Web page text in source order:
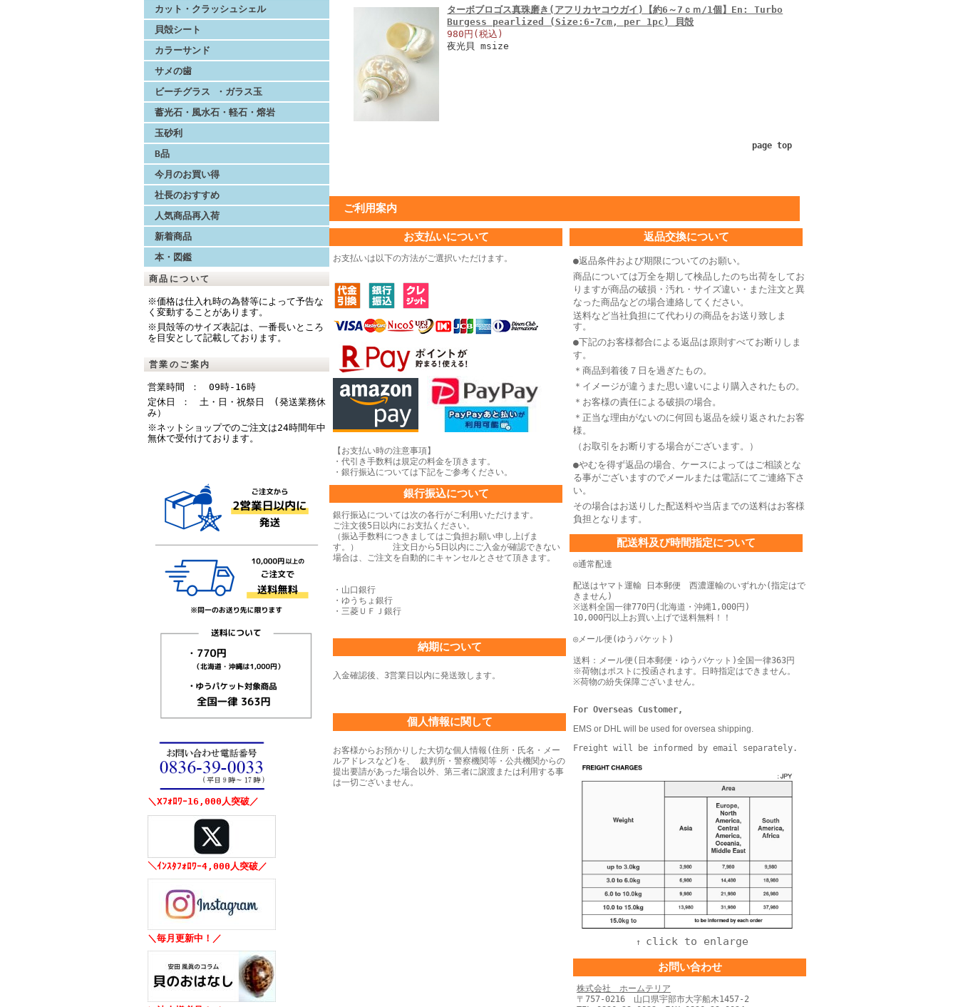
カット・クラッシュシェル
貝殻シート
カラーサンド
サメの歯
ビーチグラス ・ガラス玉
蓄光石・風水石・軽石・熔岩
玉砂利
B品
今月のお買い得
社長のおすすめ
人気商品再入荷
新着商品
本・図鑑
商品について
※価格は仕入れ時の為替等によって予告な
く変動することがあります。
※貝殻等のサイズ表記は、一番長いところ
を目安として記載しております。
営業のご案内
営業時間 ： 09時-16時
定休日 ： 土・日・祝祭日 (発送業務休
み）
※ネットショップでのご注文は24時間年中
無休で受付けております。
＼Xﾌｫﾛﾜｰ16,000人突破／
＼ｲﾝｽﾀﾌｫﾛﾜｰ4,000人突破／
＼毎月更新中！／
ターボブロゴス真珠磨き(アフリカヤコウガイ)【約6～7ｃｍ/1個】En: Turbo
Burgess pearlized (Size:6-7cm, per 1pc) 貝殻
980円(税込)
夜光貝 msize
page top
ご利用案内
お支払いについて
お支払いは以下の方法がご選択いただけます。
【お支払い時の注意事項】
・代引き手数料は規定の料金を頂きます。
・銀行振込については下記をご参考ください。
銀行振込について
銀行振込については次の各行がご利用いただけます。
ご注文後5日以内にお支払ください。
（振込手数料につきましてはご負担お願い申し上げま
す。） 注文日から5日以内にご入金が確認できない
場合は、 ご注文を自動的にキャンセルとさせて頂きます。
・山口銀行
・ゆうちょ銀行
・三菱ＵＦＪ銀行
納期について
入金確認後、3営業日以内に発送致します。
個人情報に関して
お客様からお預かりした大切な個人情報(住所・氏名・メー
ルアドレスなど)を、 裁判所・警察機関等・公共機関からの
提出要請があった場合以外、第三者に譲渡または利用する事
は一切ございません。
返品交換について
●返品条件および期限についてのお願い。
商品については万全を期して検品したのち出荷をしてお
りますが商品の破損・汚れ・サイズ違い・また注文と異
なった商品などの場合連絡してください。
送料など当社負担にて代わりの商品をお送り致しま
す。
●下記のお客様都合による返品は原則すべてお断りしま
す。
＊商品到着後７日を過ぎたもの。
＊イメージが違うまた思い違いにより購入されたもの。
＊お客様の責任による破損の場合。
＊正当な理由がないのに何回も返品を繰り返されたお客
様。
（お取引をお断りする場合がございます。）
●やむを得ず返品の場合、ケースによってはご相談とな
る事がございますのでメールまたは電話にてご連絡下さ
い。
その場合はお送りした配送料や当店までの送料はお客様
負担となります。
配送料及び時間指定について
◎通常配達
配送はヤマト運輸 日本郵便 西濃運輸のいずれか(指定はで
きません)
※送料全国一律770円(北海道・沖縄1,000円)
10,000円以上お買い上げで送料無料！！
◎メール便(ゆうパケット)
送料：メール便(日本郵便・ゆうパケット)全国一律363円
※荷物はポストに投函されます。日時指定はできません。
※荷物の紛失保障ございません。
For Overseas Customer,
EMS or DHL will be used for oversea shipping.
Freight will be informed by email separately.
↑ click to enlarge
お問い合わせ
株式会社 ホームテリア
〒757-0216 山口県宇部市大字船木1457-2